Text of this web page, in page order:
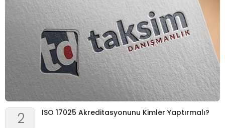
2 ISO 17025 Akreditasyonunu Kimler Yaptırmalı?